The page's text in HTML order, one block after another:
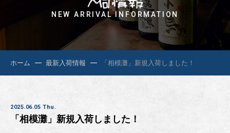
NEW ARRIVAL INFORMATION
ホーム 最新入荷情報 「相模灘」新規入荷しました！
2025.06.05 Thu.
「相模灘」新規入荷しました！